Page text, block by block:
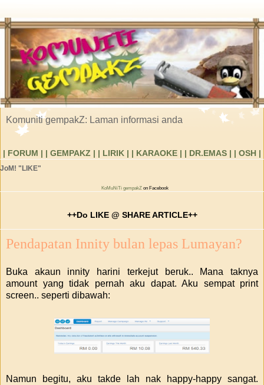
Komuniti gempakZ: Laman informasi anda
| FORUM | | GEMPAKZ | | LIRIK | | KARAOKE | | DR.EMAS | | OSH |
JoM! "LIKE"
KoMuNiTi gempakZ on Facebook
++Do LIKE @ SHARE ARTICLE++
Pendapatan Innity bulan lepas Lumayan?
Buka akaun innity harini terkejut beruk.. Mana taknya
amount yang tidak pernah aku dapat. Aku sempat print
screen.. seperti dibawah:
Namun begitu, aku takde lah nak happy-happy sangat.